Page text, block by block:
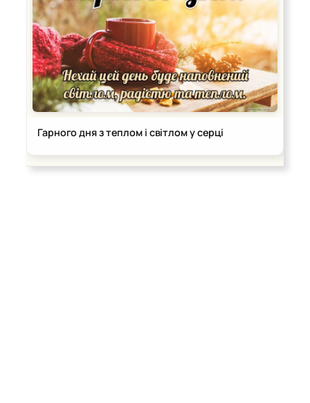
Гарного дня з теплом і світлом у серці